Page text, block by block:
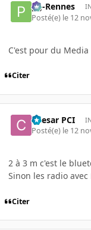
pg-Rennes
Posté(e) le 12
C'est pour du Media
Citer
Caesar PCI
Posté(e) le 12
2 à 3 m c'est le
Sinon les radio avec
Citer